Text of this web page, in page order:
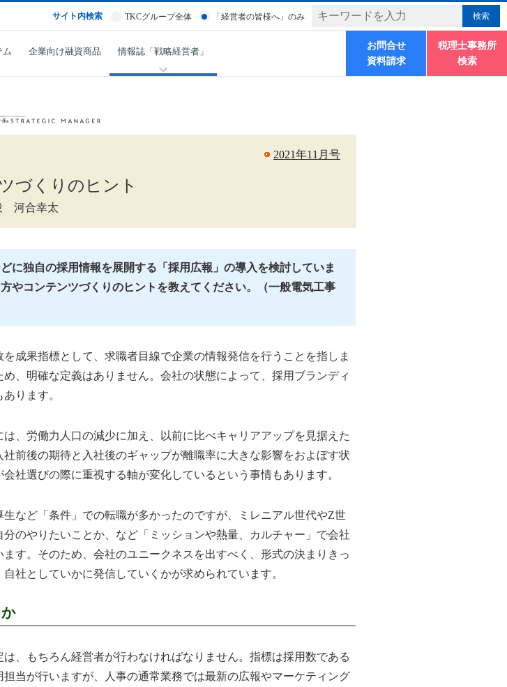
サイト内検索 TKCグループ全体 「経営者の皆様へ」のみ
ム 企業向け融資商品 情報誌「戦略経営者」
お問合せ
資料請求
税理士事務所
検索
2021年11月号
づくりのヒント
河合幸太
に独自の採用情報を展開する「採用広報」の導入を検討していま
やコンテンツづくりのヒントを教えてください。（一般電気工事
成果指標として、求職者目線で企業の情報発信を行うことを指しま
、明確な定義はありません。会社の状態によって、採用ブランディ
ります。
、労働力人口の減少に加え、以前に比べキャリアアップを見据えた
前後の期待と入社後のギャップが離職率に大きな影響をおよぼす状
社選びの際に重視する軸が変化しているという事情もあります。
など「条件」での転職が多かったのですが、ミレニアル世代やZ世
のやりたいことか、など「ミッションや熱量、カルチャー」で会社
す。そのため、会社のユニークネスを出すべく、形式の決まりきっ
社としていかに発信していくかが求められています。
、もちろん経営者が行わなければなりません。指標は採用数である
当が行いますが、人事の通常業務では最新の広報やマーケティング